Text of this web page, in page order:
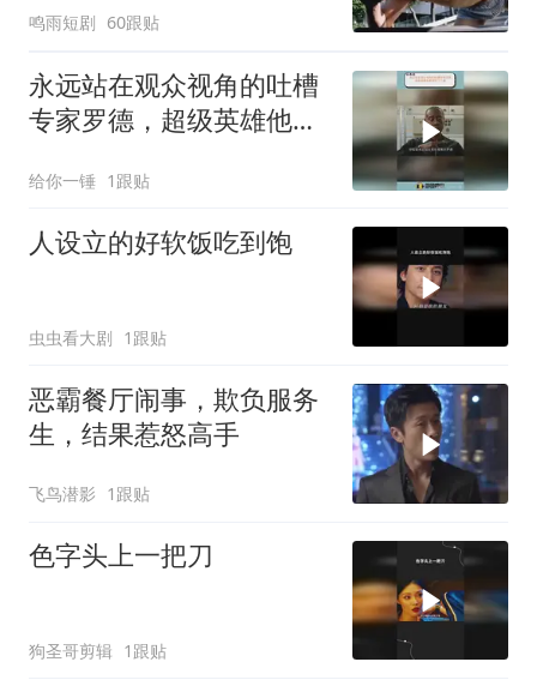
鸣雨短剧 60跟贴
永远站在观众视角的吐槽
专家罗德，超级英雄他都
给你一锤 1跟贴
人设立的好软饭吃到饱
虫虫看大剧 1跟贴
恶霸餐厅闹事，欺负服务
生，结果惹怒高手
飞鸟潜影 1跟贴
色字头上一把刀
狗圣哥剪辑 1跟贴